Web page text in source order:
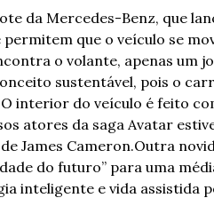
da Mercedes-Benz, que
que o veículo se
o volante, apenas um
sustentável, pois o
interior do veículo é feito
atores da saga Avatar
James Cameron.Outra
do futuro” para uma
inteligente e vida assistida